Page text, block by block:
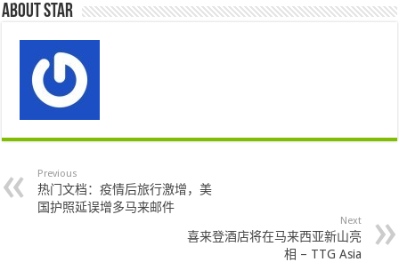
About star
Previous
热门文档：疫情后旅行激增，美
国护照延误增多马来邮件
Next
喜来登酒店将在马来西亚新山亮
相 – TTG Asia